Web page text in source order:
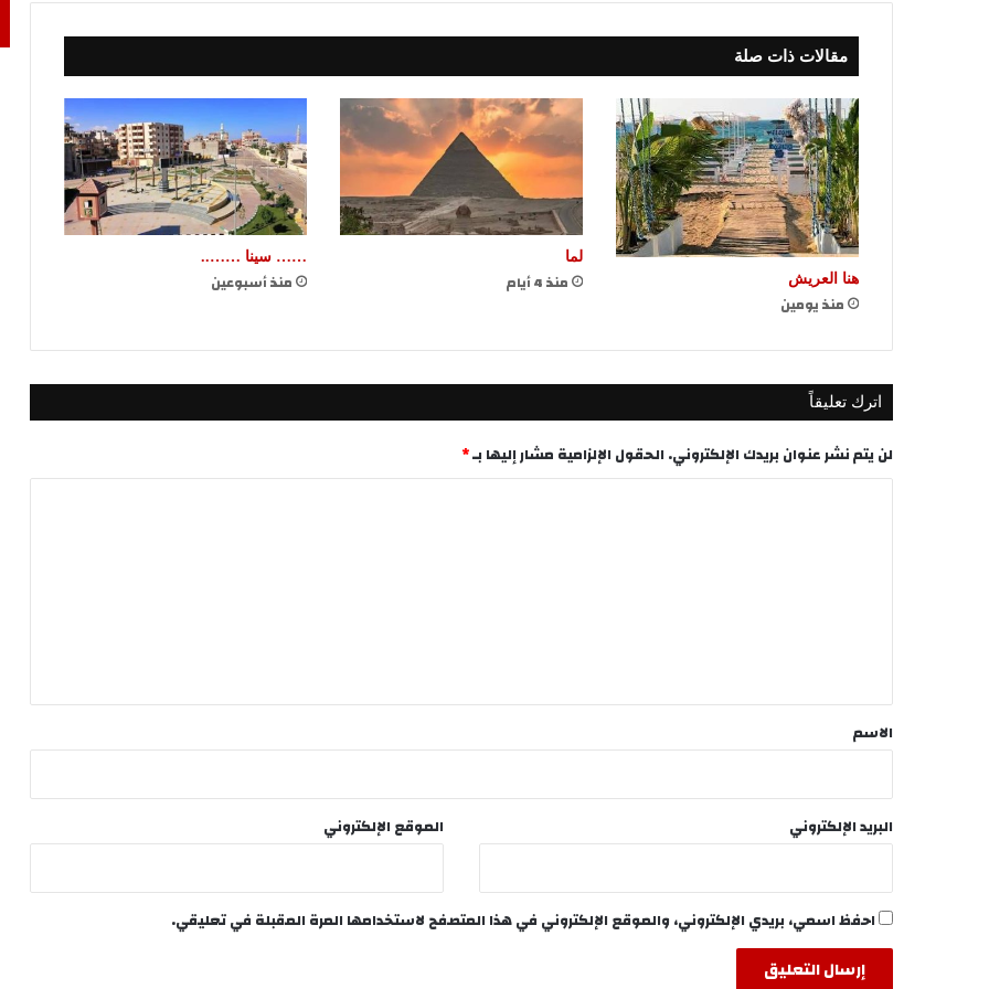
مقالات ذات صلة
هنا العريش
منذ يومين
لما
منذ 4 أيام
…… سينا ……..
منذ أسبوعين
اترك تعليقاً
لن يتم نشر عنوان بريدك الإلكتروني. الحقول الإلزامية مشار إليها بـ*
*
الاسم
البريد الإلكتروني الموقع الإلكتروني
احفظ اسمي، بريدي الإلكتروني، والموقع الإلكتروني في هذا المتصفح لاستخدامها المرة المقبلة في تعليقي.